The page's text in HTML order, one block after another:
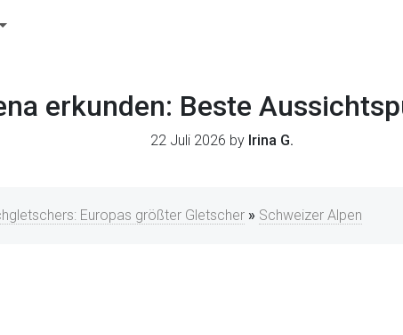
erkunden: Beste
22 Juli 2026 by Irina G.
Europas größter Gletscher » Schweizer Alpen